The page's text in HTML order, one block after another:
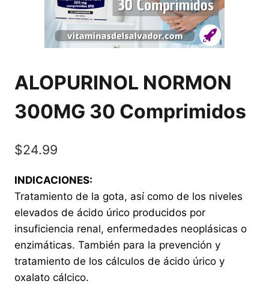
ALOPURINOL NORMON
300MG 30 Comprimidos
$24.99
INDICACIONES:
Tratamiento de la gota, así como de los niveles
elevados de ácido úrico producidos por
insuficiencia renal, enfermedades neoplásicas o
enzimáticas. También para la prevención y
tratamiento de los cálculos de ácido úrico y
oxalato cálcico.